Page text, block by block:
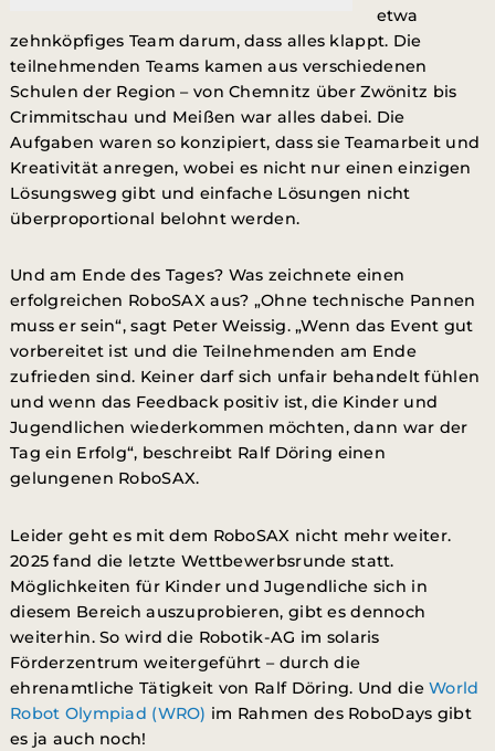
etwa
zehnköpfiges Team darum, dass alles klappt. Die
teilnehmenden Teams kamen aus verschiedenen
Schulen der Region – von Chemnitz über Zwönitz bis
Crimmitschau und Meißen war alles dabei. Die
Aufgaben waren so konzipiert, dass sie Teamarbeit und
Kreativität anregen, wobei es nicht nur einen einzigen
Lösungsweg gibt und einfache Lösungen nicht
überproportional belohnt werden.
Und am Ende des Tages? Was zeichnete einen
erfolgreichen RoboSAX aus? „Ohne technische Pannen
muss er sein“, sagt Peter Weissig. „Wenn das Event gut
vorbereitet ist und die Teilnehmenden am Ende
zufrieden sind. Keiner darf sich unfair behandelt fühlen
und wenn das Feedback positiv ist, die Kinder und
Jugendlichen wiederkommen möchten, dann war der
Tag ein Erfolg“, beschreibt Ralf Döring einen
gelungenen RoboSAX.
Leider geht es mit dem RoboSAX nicht mehr weiter.
2025 fand die letzte Wettbewerbsrunde statt.
Möglichkeiten für Kinder und Jugendliche sich in
diesem Bereich auszuprobieren, gibt es dennoch
weiterhin. So wird die Robotik-AG im solaris
Förderzentrum weitergeführt – durch die
ehrenamtliche Tätigkeit von Ralf Döring. Und dieWorld
Robot Olympiad (WRO) im Rahmen des RoboDays gibt
es ja auch noch!